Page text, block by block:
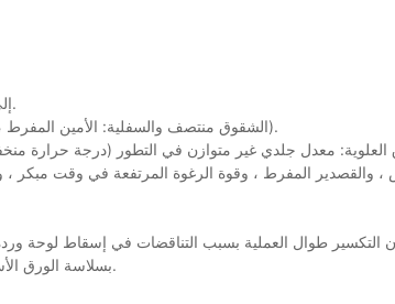
تشير الشقوق على شكل "八" إلى الزائد الأمين ، تشير الشقوق ذات الخط المفرد إلى الماء الزائد.
الشقوق منتصف والسفلية: الأمين المفرط ، معدل الرغوة السريعة (عامل النفخ الفيزيائي المفرط ، زيت السيليكون الضعيف وجودة المحفز).
بسلاسة الورق الأساسي ؛ إذا تم تجاعيد الورق الأساسي ، فيمكن أن تقسم السائل إلى عدة أجزاء ، مما يسبب شقوق.